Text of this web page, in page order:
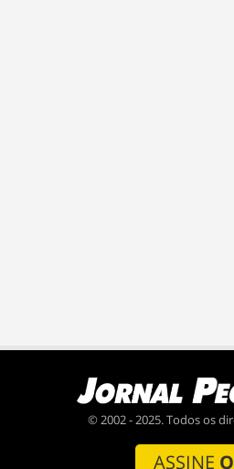
© 2002 - 2025. Todos os
ASSINE